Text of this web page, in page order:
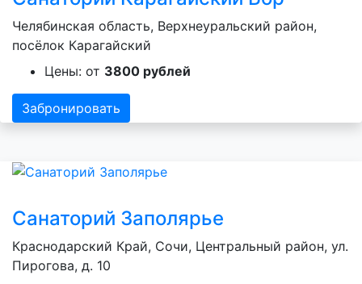
Челябинская область, Верхнеуральский район,
посёлок Карагайский
Цены: от 3800 рублей
Забронировать
Санаторий Заполярье
Краснодарский Край, Сочи, Центральный район, ул.
Пирогова, д. 10